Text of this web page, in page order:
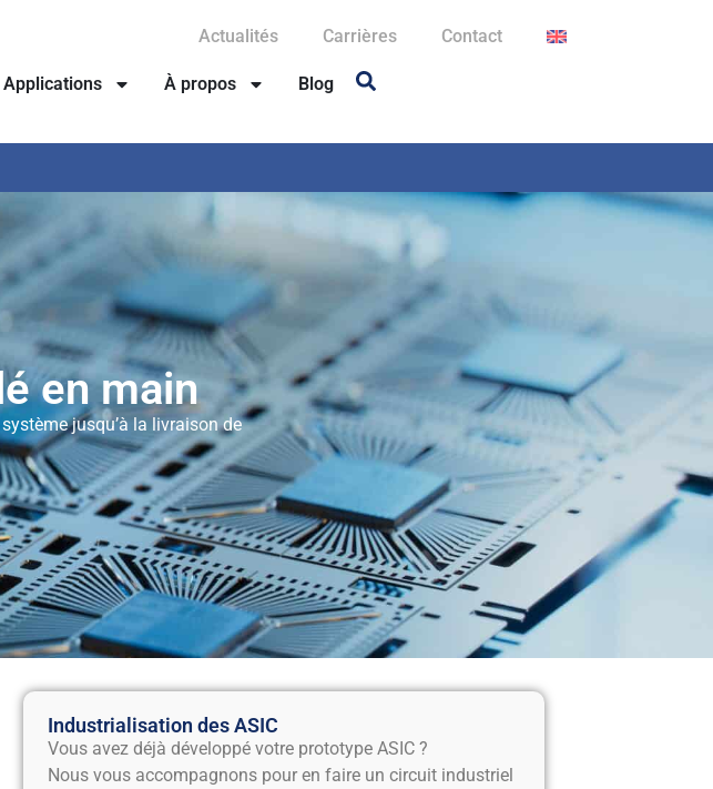
Actualités Carrières Contact
Applications À propos Blog
en main
jusqu’à la livraison de
Industrialisation des ASIC
Vous avez déjà développé votre prototype ASIC ?
Nous vous accompagnons pour en faire un circuit industriel